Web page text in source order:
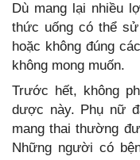
Dù mang lại nhiều
thức uống có thể
hoặc không đúng
không mong muốn.
Trước hết, không
dược này. Phụ nữ
mang thai thường
Những người có